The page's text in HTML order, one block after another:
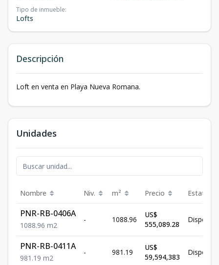
Tipo de inmueble:
Lofts
Descripción
Loft en venta en Playa Nueva Romana.
Unidades
Nombre Niv. m² Precio Estatus
PNR-RB-0406A
1088.96 m2
- 1088.96
US$
555,089.28
PNR-RB-0411A
981.19 m2
- 981.19
US$
59,594,383